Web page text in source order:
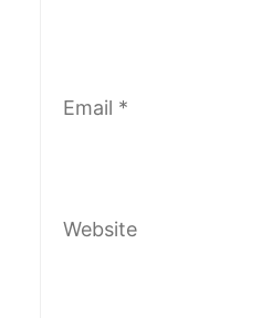
Email *
Website